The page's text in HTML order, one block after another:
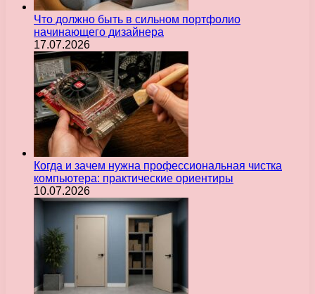
Что должно быть в сильном портфолио
начинающего дизайнера
17.07.2026
Когда и зачем нужна профессиональная чистка
компьютера: практические ориентиры
10.07.2026